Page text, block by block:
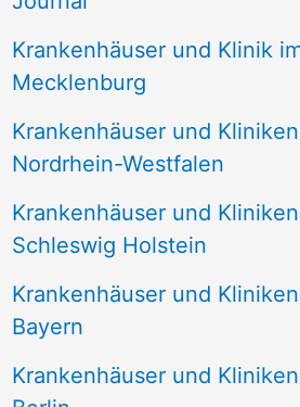
c
:
Krankenhäuser und Klinik
Mecklenburg
Krankenhäuser und
Nordrhein-Westfalen
Krankenhäuser und
Schleswig Holstein
Krankenhäuser und
Bayern
Krankenhäuser und